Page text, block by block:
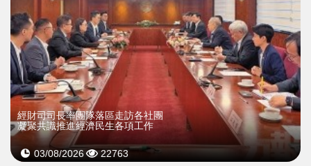
經財司司長率團隊落區走訪各社團
凝聚共識推進經濟民生各項工作
03/08/2026 22763